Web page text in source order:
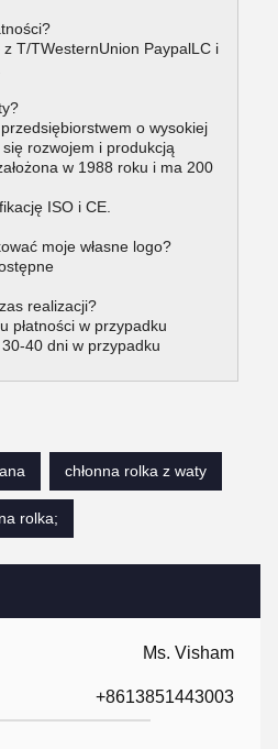
Ms. Visham
+8613851443003
T/TWesternUnion PaypalLC i
o wysokiej
rozwojem i produkcją
w 1988 roku i ma 200
ISO i CE.
moje własne logo?
realizacji?
płatności w przypadku
40 dni w przypadku
chłonna rolka z waty
rolka;